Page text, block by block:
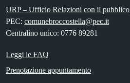
URP – Ufficio Relazioni con il pubblico
PEC: comunebroccostella@pec.it
Centralino unico: 0776 89281
Leggi le FAQ
Prenotazione appuntamento